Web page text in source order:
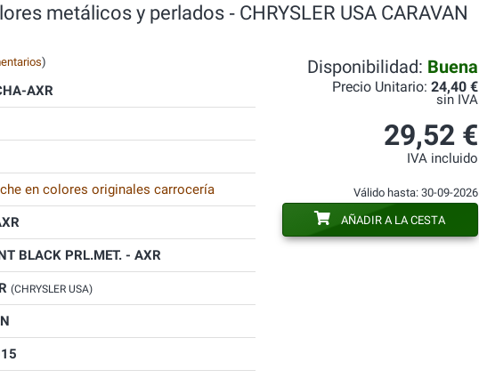
metálicos y perlados ‐ CHRYSLER USA CARAVAN
)
AXR
en colores originales carrocería
BLACK PRL.MET. - AXR
(CHRYSLER USA)
Disponibilidad: Buena
Precio Unitario: 24,40 €
sin IVA
29,52 €
IVA incluido
Válido hasta: 30-09-2026
AÑADIR A LA CESTA